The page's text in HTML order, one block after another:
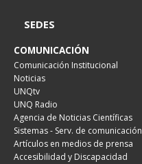
SEDES
COMUNICACIÓN
Comunicación Institucional
Noticias
UNQtv
UNQ Radio
Agencia de Noticias Científicas
Sistemas - Serv. de comunicación
Artículos en medios de prensa
Accesibilidad y Discapacidad